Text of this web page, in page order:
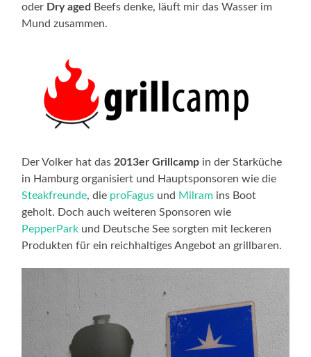
oder Dry aged Beefs denke, läuft mir das Wasser im
Mund zusammen.
Der Volker hat das 2013er Grillcamp in der Starküche
in Hamburg organisiert und Hauptsponsoren wie die
Steakfreunde, die proFagus und Milram ins Boot
geholt. Doch auch weiteren Sponsoren wie
PepperPark und Deutsche See sorgten mit leckeren
Produkten für ein reichhaltiges Angebot an grillbaren.